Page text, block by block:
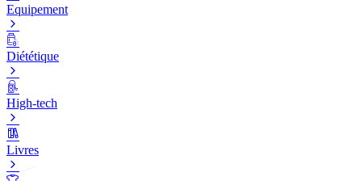
Equipement
Diététique
High-tech
Livres